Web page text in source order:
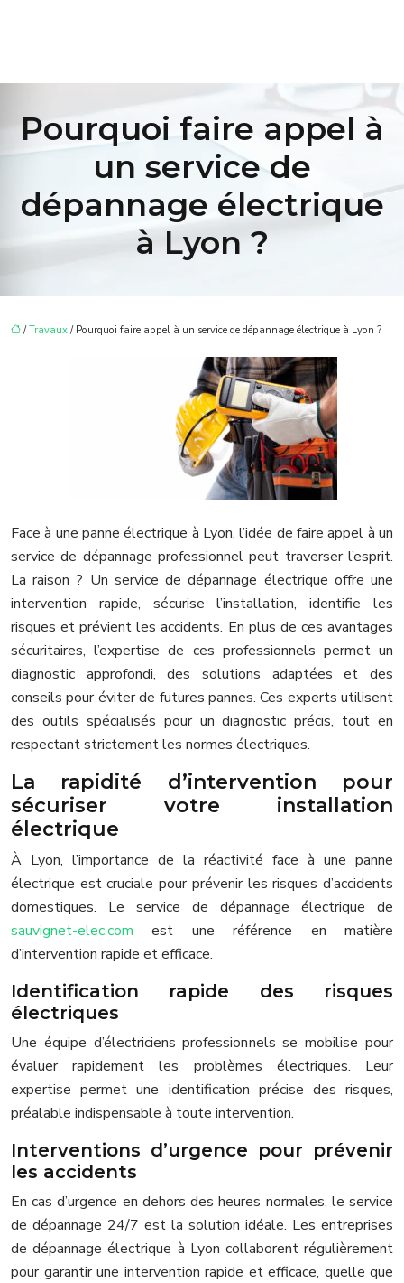
Pourquoi faire appel à
un service de
dépannage électrique
à Lyon ?
/Travaux / Pourquoi faire appel à un service de dépannage électrique à Lyon ?
Face à une panne électrique à Lyon, l’idée de faire appel à un
service de dépannage professionnel peut traverser l’esprit.
La raison ? Un service de dépannage électrique offre une
intervention rapide, sécurise l’installation, identifie les
risques et prévient les accidents. En plus de ces avantages
sécuritaires, l’expertise de ces professionnels permet un
diagnostic approfondi, des solutions adaptées et des
conseils pour éviter de futures pannes. Ces experts utilisent
des outils spécialisés pour un diagnostic précis, tout en
respectant strictement les normes électriques.
La rapidité d’intervention pour
sécuriser votre installation
électrique
À Lyon, l’importance de la réactivité face à une panne
électrique est cruciale pour prévenir les risques d’accidents
domestiques. Le service de dépannage électrique de
sauvignet-elec.com est une référence en matière
d’intervention rapide et efficace.
Identification rapide des risques
électriques
Une équipe d’électriciens professionnels se mobilise pour
évaluer rapidement les problèmes électriques. Leur
expertise permet une identification précise des risques,
préalable indispensable à toute intervention.
Interventions d’urgence pour prévenir
les accidents
En cas d’urgence en dehors des heures normales, le service
de dépannage 24/7 est la solution idéale. Les entreprises
de dépannage électrique à Lyon collaborent régulièrement
pour garantir une intervention rapide et efficace, quelle que